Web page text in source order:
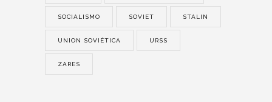
SOCIALISMO SOVIET STALIN
UNION SOVIÉTICA URSS
ZARES